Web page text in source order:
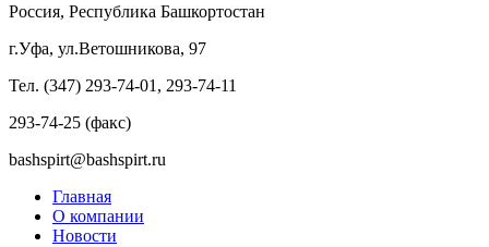
Россия, Республика Башкортостан
г.Уфа, ул.Ветошникова, 97
Тел. (347) 293-74-01, 293-74-11
293-74-25 (факс)
bashspirt@bashspirt.ru
Главная
О компании
Новости